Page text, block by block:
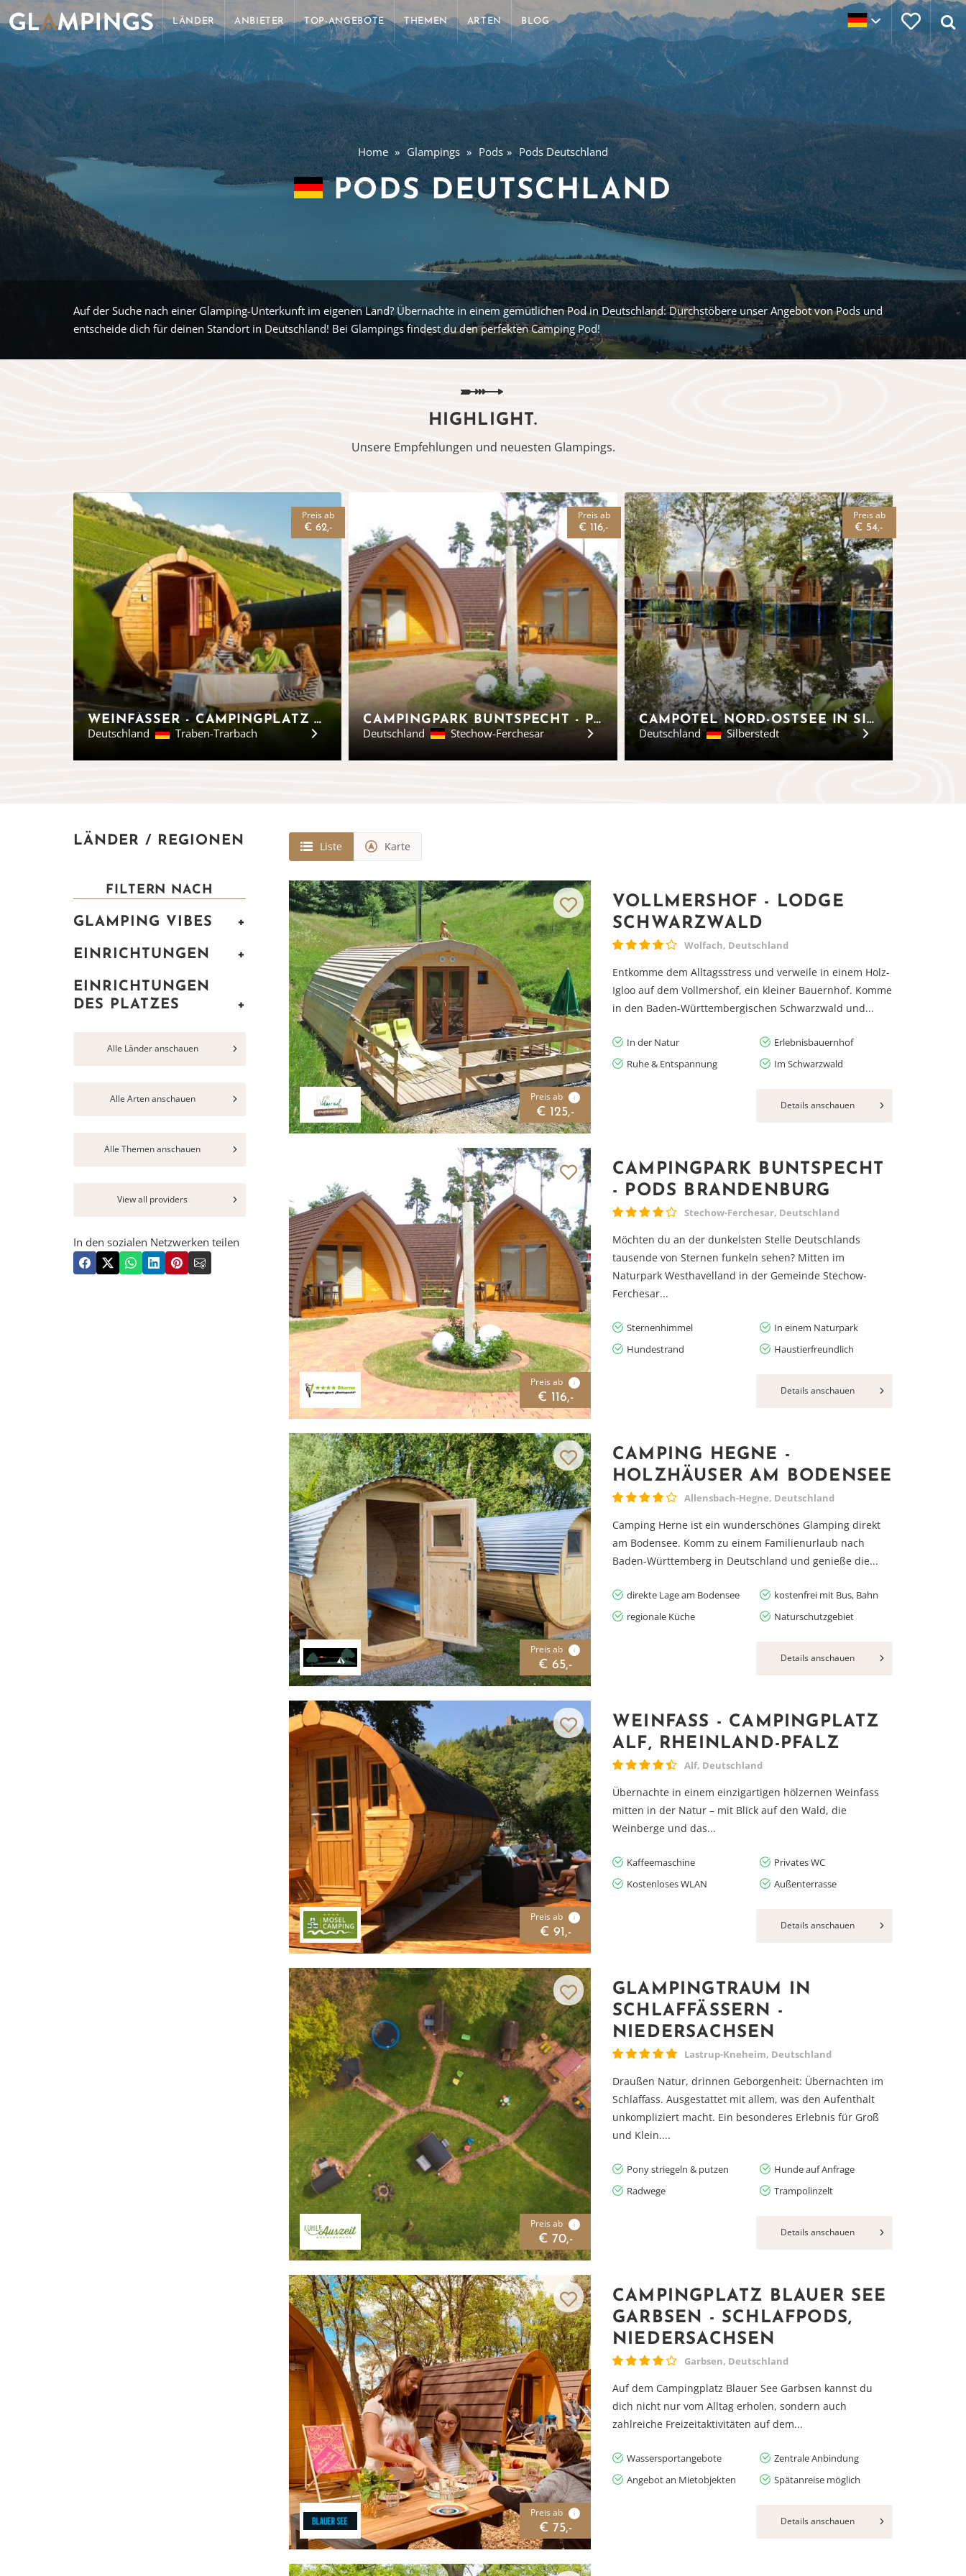
LÄNDER ANBIETER TOP-ANGEBOTE THEMEN ARTEN BLOG
Home Glampings Pods Pods Deutschland
PODS DEUTSCHLAND
Auf der Suche nach einer Glamping-Unterkunft im eigenen Land? Übernachte in einem gemütlichen Pod in Deutschland: Durchstöbere unser Angebot von Pods und
entscheide dich für deinen Standort in Deutschland! Bei Glampings findest du den perfekten Camping Pod!
HIGHLIGHT.
Unsere Empfehlungen und neuesten Glampings.
WEINFÄSSER - CAMPINGPLATZ RISSBACH
Deutschland Traben-Trarbach
Preis ab
€ 62,-
CAMPINGPARK BUNTSPECHT - PODS BRANDENBURG
Deutschland Stechow-Ferchesar
Preis ab
€ 116,-
CAMPOTEL NORD-OSTSEE IN SILBERSTEDT - SCHLESWIG-HOLSTEIN
Deutschland Silberstedt
Preis ab
€ 54,-
LÄNDER / REGIONEN
FILTERN NACH
GLAMPING VIBES +
EINRICHTUNGEN +
EINRICHTUNGEN
DES PLATZES
+
Alle Länder anschauen
Alle Arten anschauen
Alle Themen anschauen
View all providers
In den sozialen Netzwerken teilen
Liste Karte
Preis ab i
€ 125,-
VOLLMERSHOF - LODGE
SCHWARZWALD
Wolfach, Deutschland
Entkomme dem Alltagsstress und verweile in einem Holz-
Igloo auf dem Vollmershof, ein kleiner Bauernhof. Komme
in den Baden-Württembergischen Schwarzwald und...
In der Natur
Erlebnisbauernhof
Ruhe & Entspannung
Im Schwarzwald
Details anschauen
Preis ab i
€ 116,-
CAMPINGPARK BUNTSPECHT
- PODS BRANDENBURG
Stechow-Ferchesar, Deutschland
Möchten du an der dunkelsten Stelle Deutschlands
tausende von Sternen funkeln sehen? Mitten im
Naturpark Westhavelland in der Gemeinde Stechow-
Ferchesar...
Sternenhimmel
In einem Naturpark
Hundestrand
Haustierfreundlich
Details anschauen
Preis ab i
€ 65,-
CAMPING HEGNE -
HOLZHÄUSER AM BODENSEE
Allensbach-Hegne, Deutschland
Camping Herne ist ein wunderschönes Glamping direkt
am Bodensee. Komm zu einem Familienurlaub nach
Baden-Württemberg in Deutschland und genieße die...
direkte Lage am Bodensee
kostenfrei mit Bus, Bahn
regionale Küche
Naturschutzgebiet
Details anschauen
Preis ab i
€ 91,-
WEINFASS - CAMPINGPLATZ
ALF, RHEINLAND-PFALZ
Alf, Deutschland
Übernachte in einem einzigartigen hölzernen Weinfass
mitten in der Natur – mit Blick auf den Wald, die
Weinberge und das...
Kaffeemaschine
Privates WC
Kostenloses WLAN
Außenterrasse
Details anschauen
Preis ab i
€ 70,-
GLAMPINGTRAUM IN
SCHLAFFÄSSERN -
NIEDERSACHSEN
Lastrup-Kneheim, Deutschland
Draußen Natur, drinnen Geborgenheit: Übernachten im
Schlaffass. Ausgestattet mit allem, was den Aufenthalt
unkompliziert macht. Ein besonderes Erlebnis für Groß
und Klein....
Pony striegeln & putzen
Hunde auf Anfrage
Radwege
Trampolinzelt
Details anschauen
Preis ab i
€ 75,-
CAMPINGPLATZ BLAUER SEE
GARBSEN - SCHLAFPODS,
NIEDERSACHSEN
Garbsen, Deutschland
Auf dem Campingplatz Blauer See Garbsen kannst du
dich nicht nur vom Alltag erholen, sondern auch
zahlreiche Freizeitaktivitäten auf dem...
Wassersportangebote
Zentrale Anbindung
Angebot an Mietobjekten
Spätanreise möglich
Details anschauen
Vielen Dank für das Abonnieren unseres Newsletters.